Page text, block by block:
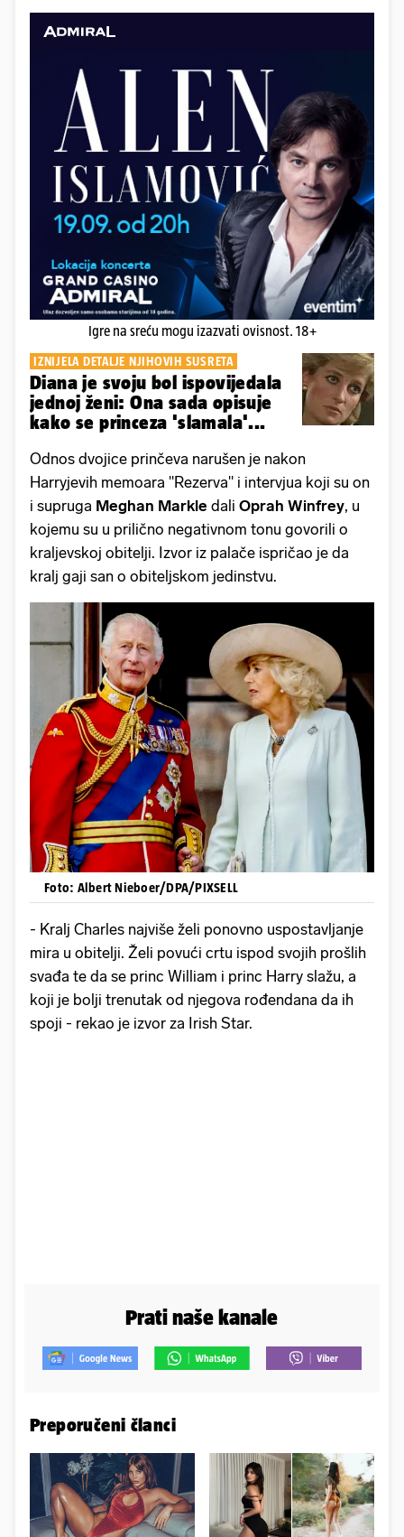
Igre na sreću mogu izazvati ovisnost. 18+
IZNIJELA DETALJE NJIHOVIH SUSRETA
Diana je svoju bol ispovijedala
jednoj ženi: Ona sada opisuje
kako se princeza 'slamala'...
Odnos dvojice prinčeva narušen je nakon
Harryjevih memoara ''Rezerva'' i intervjua koji su on
i supruga Meghan Markle dali Oprah Winfrey, u
kojemu su u prilično negativnom tonu govorili o
kraljevskoj obitelji. Izvor iz palače ispričao je da
kralj gaji san o obiteljskom jedinstvu.
Foto: Albert Nieboer/DPA/PIXSELL
- Kralj Charles najviše želi ponovno uspostavljanje
mira u obitelji. Želi povući crtu ispod svojih prošlih
svađa te da se princ William i princ Harry slažu, a
koji je bolji trenutak od njegova rođendana da ih
spoji - rekao je izvor za Irish Star.
Prati naše kanale
Preporučeni članci